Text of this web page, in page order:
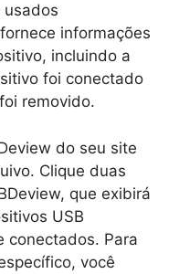
usados
informações
incluindo a
foi conectado
removido.
do seu site
Clique duas
que exibirá
USB
conectados. Para
você